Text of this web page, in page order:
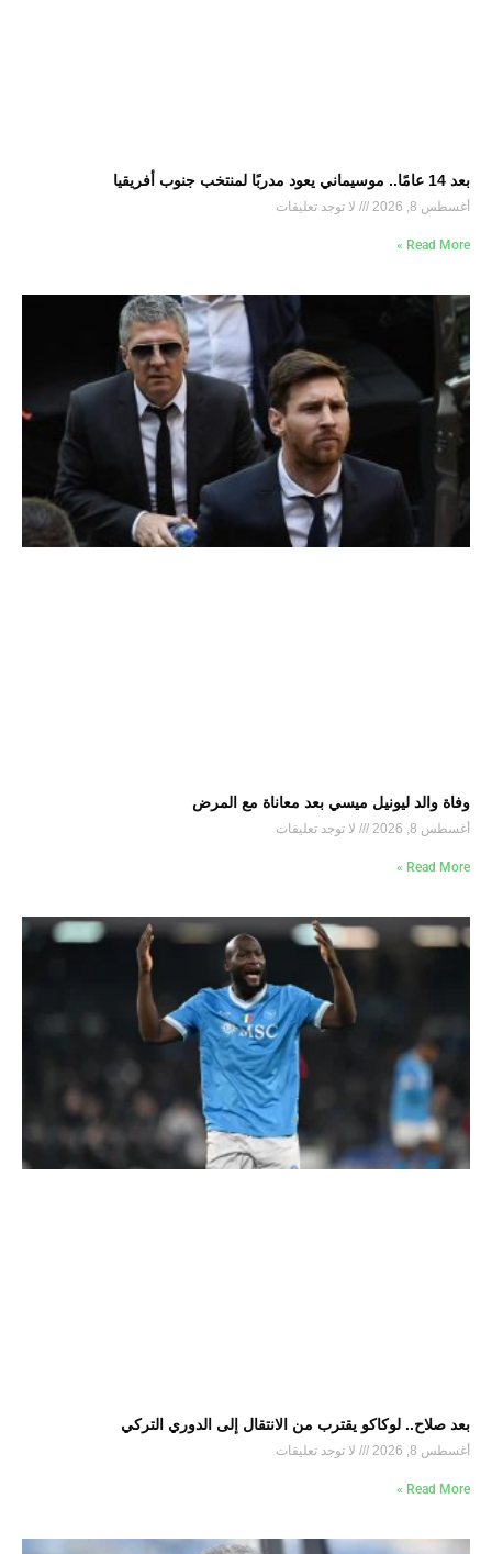
بعد 14 عامًا.. موسيماني يعود مدربًا لمنتخب جنوب أفريقيا
أغسطس 8, 2026 لا توجد تعليقات
Read More »
وفاة والد ليونيل ميسي بعد معاناة مع المرض
أغسطس 8, 2026 لا توجد تعليقات
Read More »
بعد صلاح.. لوكاكو يقترب من الانتقال إلى الدوري التركي
أغسطس 8, 2026 لا توجد تعليقات
Read More »